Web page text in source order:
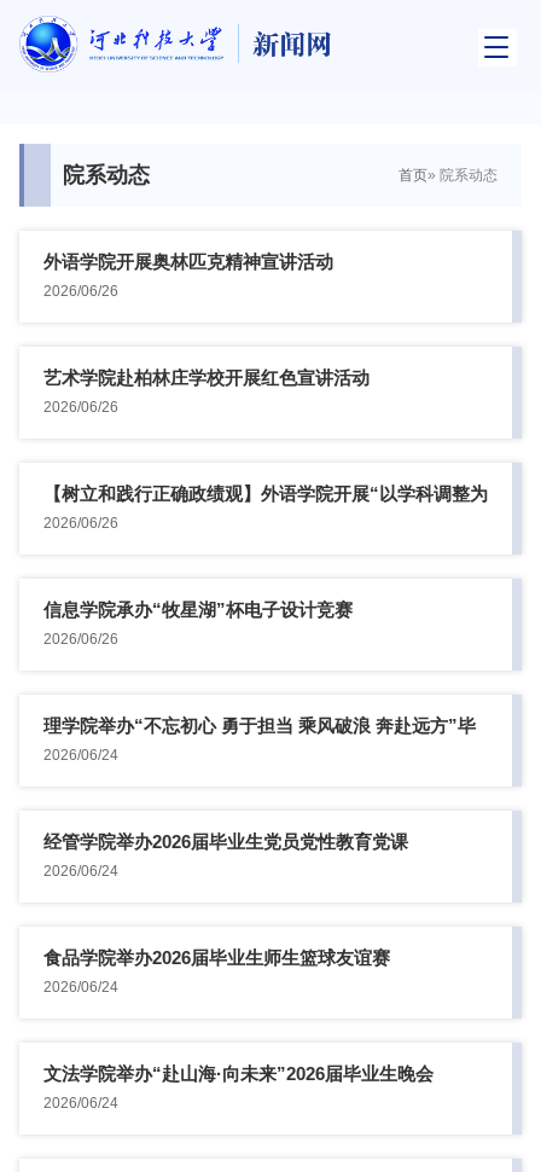
院系动态 首页» 院系动态
外语学院开展奥林匹克精神宣讲活动
2026/06/26
艺术学院赴柏林庄学校开展红色宣讲活动
2026/06/26
【树立和践行正确政绩观】外语学院开展“以学科调整为
契机推动学...
2026/06/26
信息学院承办“牧星湖”杯电子设计竞赛
2026/06/26
理学院举办“不忘初心 勇于担当 乘风破浪 奔赴远方”毕
业生党...
2026/06/24
经管学院举办2026届毕业生党员党性教育党课
2026/06/24
食品学院举办2026届毕业生师生篮球友谊赛
2026/06/24
文法学院举办“赴山海·向未来”2026届毕业生晚会
2026/06/24